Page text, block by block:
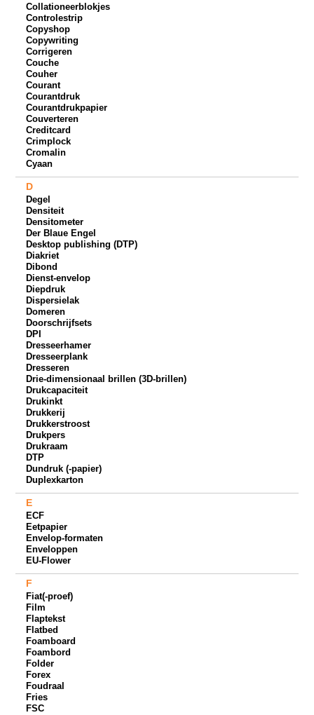
Collationeerblokjes
Controlestrip
Copyshop
Copywriting
Corrigeren
Couche
Couher
Courant
Courantdruk
Courantdrukpapier
Couverteren
Creditcard
Crimplock
Cromalin
Cyaan
D
Degel
Densiteit
Densitometer
Der Blaue Engel
Desktop publishing (DTP)
Diakriet
Dibond
Dienst-envelop
Diepdruk
Dispersielak
Domeren
Doorschrijfsets
DPI
Dresseerhamer
Dresseerplank
Dresseren
Drie-dimensionaal brillen (3D-brillen)
Drukcapaciteit
Drukinkt
Drukkerij
Drukkerstroost
Drukpers
Drukraam
DTP
Dundruk (-papier)
Duplexkarton
E
ECF
Eetpapier
Envelop-formaten
Enveloppen
EU-Flower
F
Fiat(-proef)
Film
Flaptekst
Flatbed
Foamboard
Foambord
Folder
Forex
Foudraal
Fries
FSC